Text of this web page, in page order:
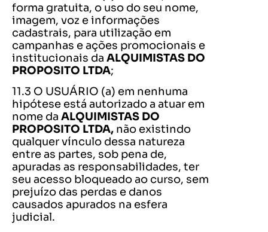
forma gratuita, o uso do seu nome,
imagem, voz e informações
cadastrais, para utilização em
campanhas e ações promocionais e
institucionais da ALQUIMISTAS DO
PROPOSITO LTDA;
11.3 O USUÁRIO (a) em nenhuma
hipótese está autorizado a atuar em
nome da ALQUIMISTAS DO
PROPOSITO LTDA, não existindo
qualquer vínculo dessa natureza
entre as partes, sob pena de,
apuradas as responsabilidades, ter
seu acesso bloqueado ao curso, sem
prejuízo das perdas e danos
causados apurados na esfera
judicial.